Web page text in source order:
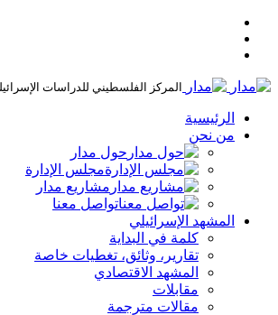
المركز الفلسطيني للدراسات
الرئيسية
من نحن
حول مدار
مجلس الإدارة
مشاريع مدار
تواصل معنا
المشهد الإسرائيلي
كلمة في البداية
تقارير، وثائق، تغطيات خاصة
المشهد الاقتصادي
مقابلات
مقالات مترجمة